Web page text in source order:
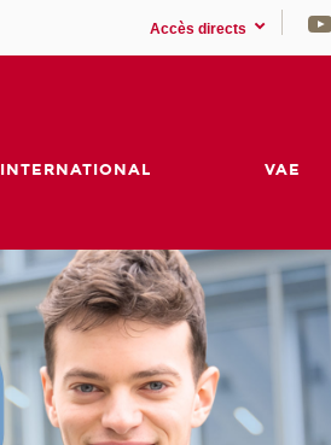
Accès directs
INTERNATIONAL VAE